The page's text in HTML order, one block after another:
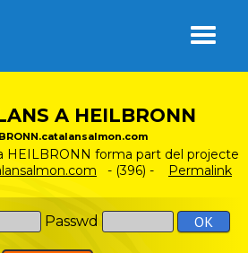
A HEILBRONN
HEILBRONN forma part del projecte
- (396) - Permalink
Passwd